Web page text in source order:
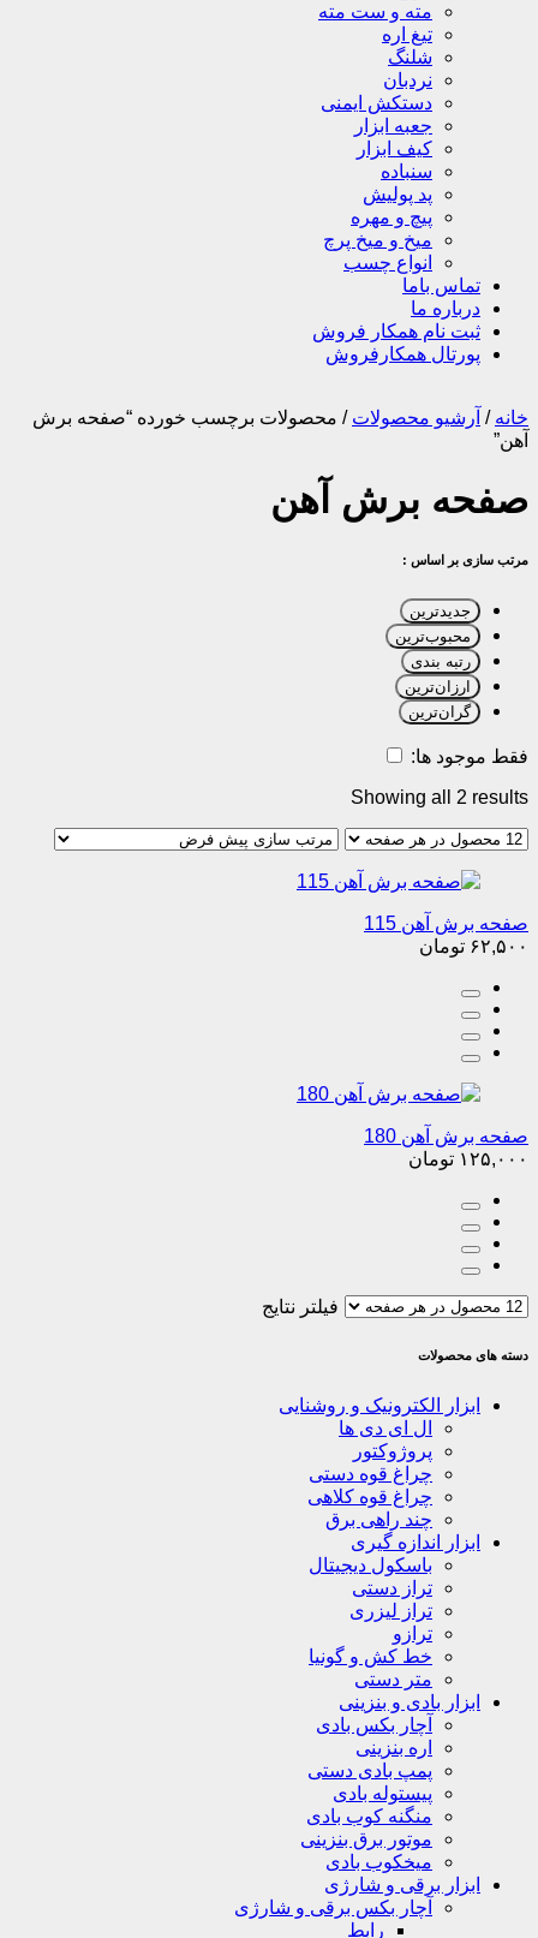
مته و ست مته
تیغ اره
شلنگ
نردبان
دستکش ایمنی
جعبه ابزار
کیف ابزار
سنباده
پد پولیش
پیچ و مهره
میخ و میخ پرچ
انواع چسب
تماس باما
درباره ما
ثبت نام همکار فروش
پورتال همکارفروش
خانه / آرشیو محصولات / محصولات برچسب خورده “صفحه برش
آهن”
صفحه برش آهن
مرتب سازی بر اساس :
جدیدترین
محبوب‌ترین
رتبه بندی
ارزان‌ترین
گران‌ترین
فقط موجود ها:
Showing all 2 results
صفحه برش آهن 115
۶۲,۵۰۰ تومان
صفحه برش آهن 180
۱۲۵,۰۰۰ تومان
فیلتر نتایج
دسته های محصولات
ابزار الکترونیک و روشنایی
ال ای دی ها
پروژوکتور
چراغ قوه دستی
چراغ قوه کلاهی
چند راهی برق
ابزار اندازه گیری
باسکول دیجیتال
تراز دستی
تراز لیزری
ترازو
خط کش و گونیا
متر دستی
ابزار بادی و بنزینی
آچار بکس بادی
اره بنزینی
پمپ بادی دستی
پیستوله بادی
منگنه کوب بادی
موتور برق بنزینی
میخکوب بادی
ابزار برقی و شارژی
آچار بکس برقی و شارژی
رابط